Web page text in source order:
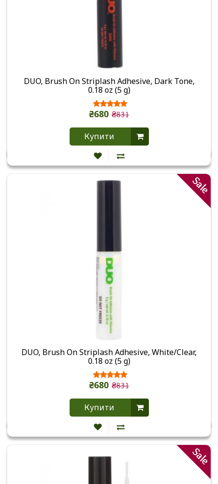
DUO, Brush On Striplash Adhesive, Dark Tone,
0.18 oz (5 g)
₴680 ₴831
Купити
Sale
DUO, Brush On Striplash Adhesive, White/Clear,
0.18 oz (5 g)
₴680 ₴831
Купити
Sale